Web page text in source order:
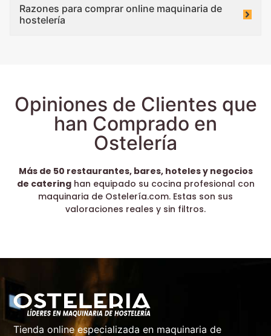
Razones para comprar online maquinaria de
hostelería
Opiniones de Clientes que
han Comprado en
Ostelería
Más de 50 restaurantes, bares, hoteles y negocios
de cateringhan equipado su cocina profesional con
maquinaria de Ostelería.com. Estas son sus
valoraciones reales y sin filtros.
Tienda online especializada en maquinaria de